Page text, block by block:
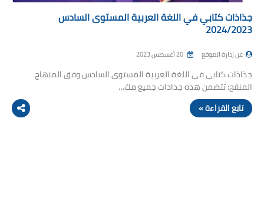
جذاذات كتابي في اللغة العربية المستوى السادس
2024/2023
عن إدارة الموقع
جذاذات كتابي في اللغة العربية المستوى السادس وفق المنهاج
المنقح: تتضمن هذه جذاذات جميع مك…
تابع القراءة »